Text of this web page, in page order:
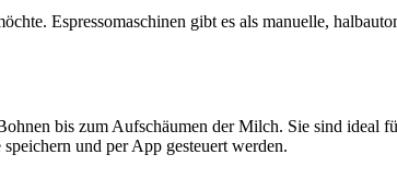
Espressomaschinen gibt es als manuelle,
bis zum Aufschäumen der Milch. Sie sind ideal
und per App gesteuert werden.